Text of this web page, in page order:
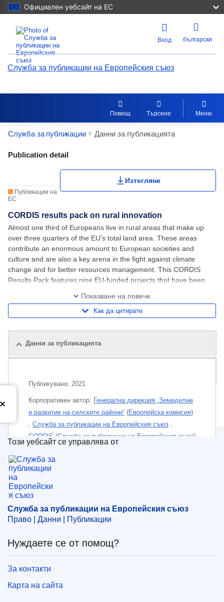
Официален уебсайт на ЕС
Вход български
Служба за публикации на Европейския съюз
Помощ Търсене Меню
Служба за публикации Данни за публикацията
Publication Detail Actions Portlet
Publication detail
Публикации на
ЕС
Изтегляне
CORDIS results pack on rural innovation
Almost one third of Europeans live in rural areas that make up
over three quarters of the EU’s total land area. These areas
contribute an enormous amount to European societies and
culture and are also a key arena in the fight against climate
change and for better resources management. This CORDIS
Results Pack features nine EU-funded projects that have been
Показване на повече
Как да цитирате
Данни за публикацията
Публикувано: 2021
Корпоративен aвтор: Генерална дирекция „Земеделие
и развитие на селските райони“ (Европейска комисия)
, Служба за публикации на Европейския съюз ,
CORDIS (Служба за публикации на Европейския съюз)
технологии и комуникации
Тема:въздействие на информационните технологии
земеделско развитие
изследователска политика ,иновация,
информационна мрежа,община
регион, социално участие, цифрова технология
Служба за публикации на Европейския съюз
Този уебсайт се управлява от
Служба за публикации на Европейския съюз
Право | Данни | Публикации
Нуждаете се от помощ?
За контакти
Карта на сайта